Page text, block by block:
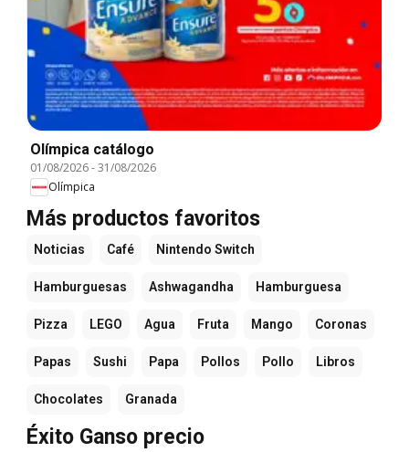
Olímpica catálogo
01/08/2026-31/08/2026
Olímpica
Más productos favoritos
Noticias Café Nintendo Switch
Hamburguesas Ashwagandha Hamburguesa
Pizza LEGO Agua Fruta Mango Coronas
Papas Sushi Papa Pollos Pollo Libros
Chocolates Granada
Éxito Ganso precio